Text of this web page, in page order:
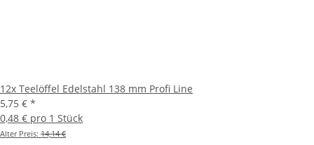
12x Teelöffel Edelstahl 138 mm Profi Line
5,75 € *
0,48 € pro 1 Stück
Alter Preis: 14,14 €